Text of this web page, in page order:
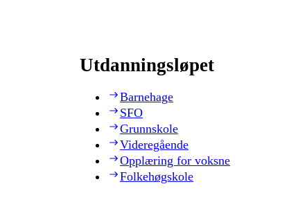
Utdanningsløpet
Barnehage
SFO
Grunnskole
Videregående
Opplæring for voksne
Folkehøgskole